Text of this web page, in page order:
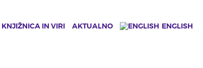
KNJIŽNICA IN VIRI AKTUALNO ENGLISH